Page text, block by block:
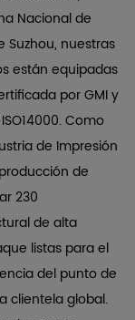
Nacional de
Suzhou, nuestras
están equipadas
por GMI y
Como
de Impresión
de
230
de alta
listas para el
del punto de
clientela global.